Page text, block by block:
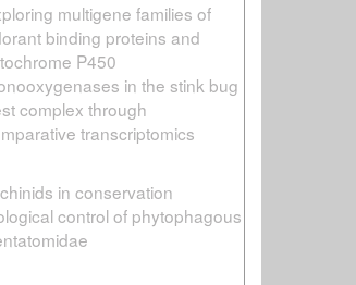
multigene families of
binding proteins and
P450
in the stink bug
complex through
transcriptomics
in conservation
control of phytophagous